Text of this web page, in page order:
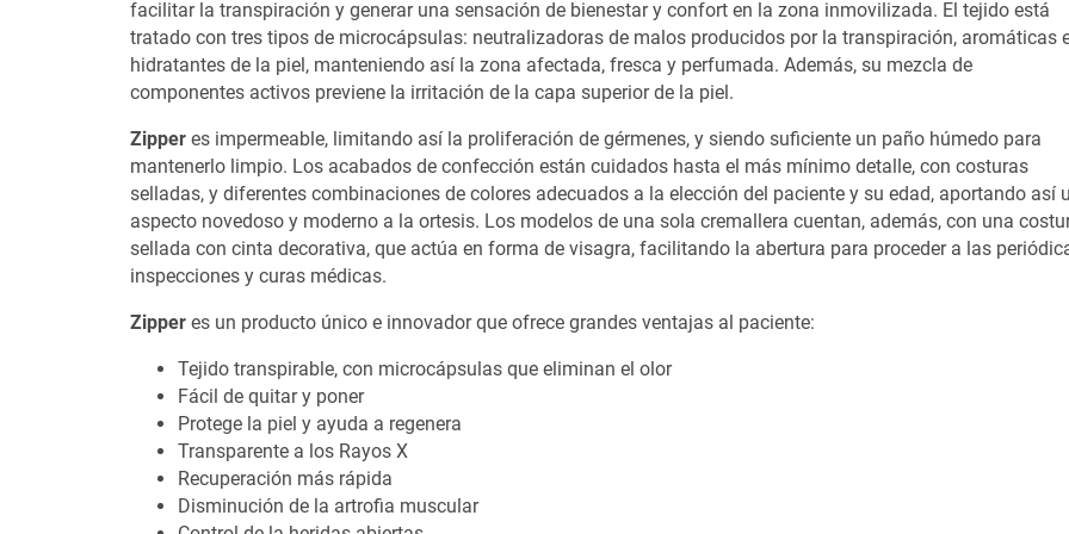
facilitar la transpiración y generar una sensación de bienestar y confort en la zona inmovilizada. El tejido está
tratado con tres tipos de microcápsulas: neutralizadoras de malos producidos por la transpiración, aromáticas
hidratantes de la piel, manteniendo así la zona afectada, fresca y perfumada. Además, su mezcla de
componentes activos previene la irritación de la capa superior de la piel.
Zipper es impermeable, limitando así la proliferación de gérmenes, y siendo suficiente un paño húmedo para
mantenerlo limpio. Los acabados de confección están cuidados hasta el más mínimo detalle, con costuras
selladas, y diferentes combinaciones de colores adecuados a la elección del paciente y su edad, aportando así
aspecto novedoso y moderno a la ortesis. Los modelos de una sola cremallera cuentan, además, con una
sellada con cinta decorativa, que actúa en forma de visagra, facilitando la abertura para proceder a las
inspecciones y curas médicas.
Zipper es un producto único e innovador que ofrece grandes ventajas al paciente:
Tejido transpirable, con microcápsulas que eliminan el olor
Fácil de quitar y poner
Protege la piel y ayuda a regenera
Transparente a los Rayos X
Recuperación más rápida
Disminución de la artrofia muscular